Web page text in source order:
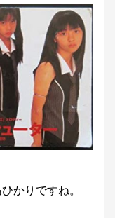
かりですね。